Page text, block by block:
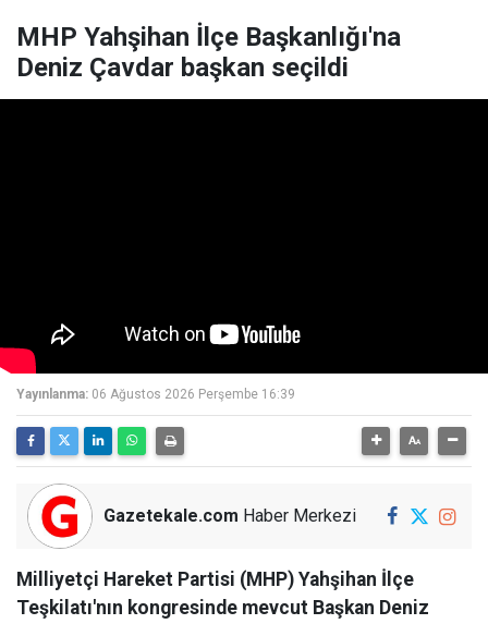
MHP Yahşihan İlçe Başkanlığı'na
Deniz Çavdar başkan seçildi
Yayınlanma: 06 Ağustos 2026 Perşembe 16:39
Gazetekale.com Haber Merkezi
Milliyetçi Hareket Partisi (MHP) Yahşihan İlçe
Teşkilatı'nın kongresinde mevcut Başkan Deniz